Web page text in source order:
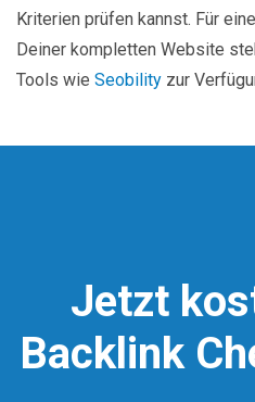
Kriterien prüfen kannst. Für
Deiner kompletten Website
Tools wie Seobility zur
Jetzt
Backlink